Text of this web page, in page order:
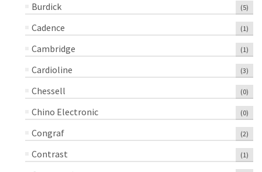
Burdick (5)
Cadence (1)
Cambridge (1)
Cardioline (3)
Chessell (0)
Chino Electronic (0)
Congraf (2)
Contrast (1)